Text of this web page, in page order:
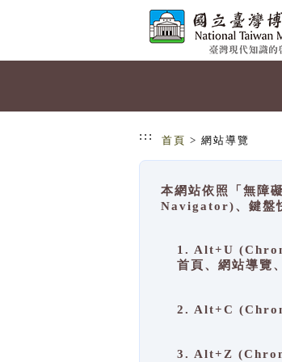
::: 首頁 > 網站導覽
本網站依照「無障
Navigator)、鍵盤
1. Alt+U
首頁、網站導覽
2. Alt+C
3. Alt+Z